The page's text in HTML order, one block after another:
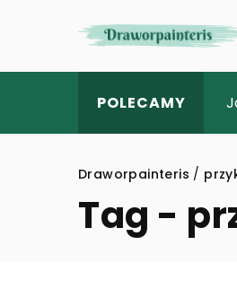
POLECAMY
Draworpainteris /
Tag -